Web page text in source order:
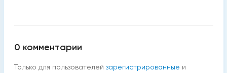
0 комментарии
Только для пользователей зарегистрированные и